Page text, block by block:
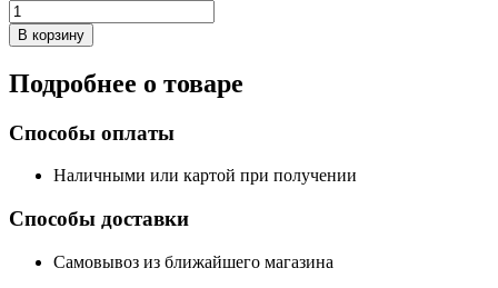
В корзину
Подробнее о товаре
Способы оплаты
Наличными или картой при получении
Способы доставки
Самовывоз из ближайшего магазина